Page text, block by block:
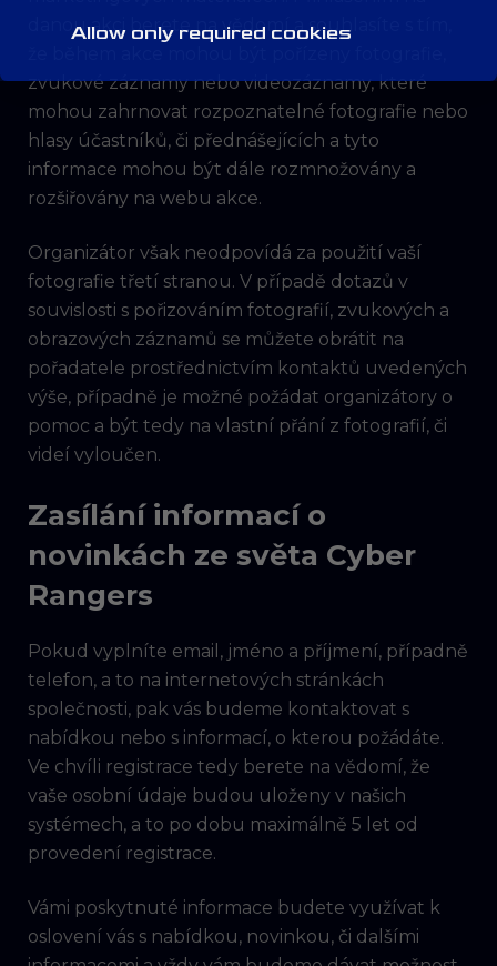
Allow only required cookies
danou akci berete na vědomí a souhlasíte s tím,
zvukové záznamy nebo videozáznamy, které
mohou zahrnovat rozpoznatelné fotografie nebo
hlasy účastníků, či přednášejících a tyto
informace mohou být dále rozmnožovány a
rozšiřovány na webu akce.
Organizátor však neodpovídá za použití vaší
fotografie třetí stranou. V případě dotazů v
souvislosti s pořizováním fotografií, zvukových a
obrazových záznamů se můžete obrátit na
pořadatele prostřednictvím kontaktů uvedených
výše, případně je možné požádat organizátory o
pomoc a být tedy na vlastní přání z fotografií, či
videí vyloučen.
Zasílání informací o
novinkách ze světa Cyber
Rangers
Pokud vyplníte email, jméno a příjmení, případně
telefon, a to na internetových stránkách
společnosti, pak vás budeme kontaktovat s
nabídkou nebo s informací, o kterou požádáte.
Ve chvíli registrace tedy berete na vědomí, že
vaše osobní údaje budou uloženy v našich
systémech, a to po dobu maximálně 5 let od
provedení registrace.
Vámi poskytnuté informace budete využívat k
oslovení vás s nabídkou, novinkou, či dalšími